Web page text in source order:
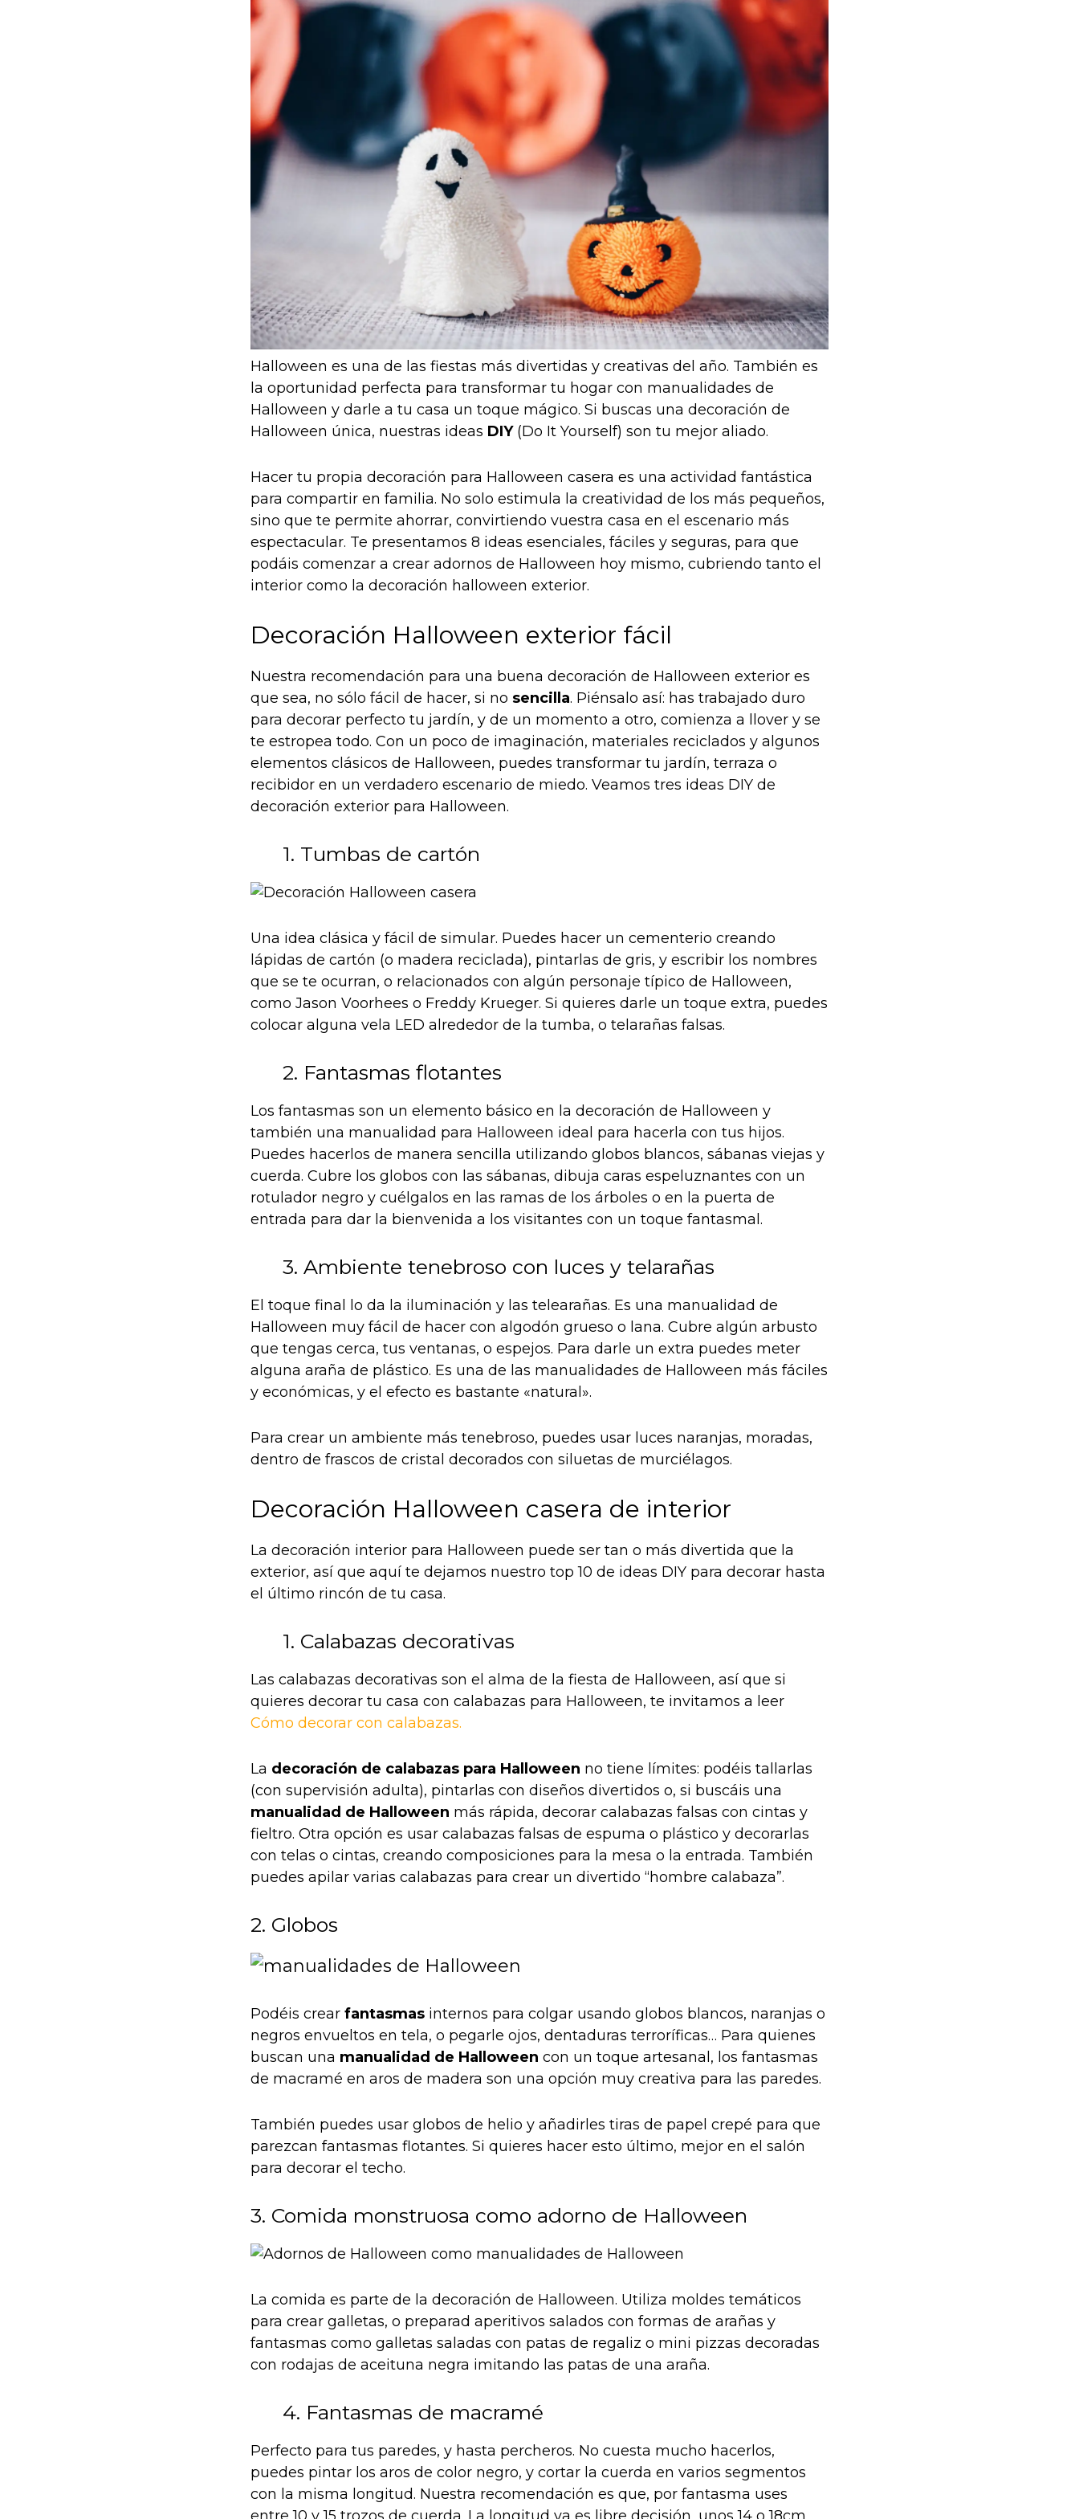
Halloween es una de las fiestas más divertidas y creativas del año. También es
la oportunidad perfecta para transformar tu hogar con manualidades de
Halloween y darle a tu casa un toque mágico. Si buscas una decoración de
Halloween única, nuestras ideas DIY(Do It Yourself) son tu mejor aliado.
Hacer tu propia decoración para Halloween casera es una actividad fantástica
para compartir en familia. No solo estimula la creatividad de los más pequeños,
sino que te permite ahorrar, convirtiendo vuestra casa en el escenario más
espectacular. Te presentamos 8 ideas esenciales, fáciles y seguras, para que
podáis comenzar a crear adornos de Halloween hoy mismo, cubriendo tanto el
interior como la decoración halloween exterior.
Decoración Halloween exterior fácil
Nuestra recomendación para una buena decoración de Halloween exterior es
que sea, no sólo fácil de hacer, si no sencilla. Piénsalo así: has trabajado duro
para decorar perfecto tu jardín, y de un momento a otro, comienza a llover y se
te estropea todo. Con un poco de imaginación, materiales reciclados y algunos
elementos clásicos de Halloween, puedes transformar tu jardín, terraza o
recibidor en un verdadero escenario de miedo. Veamos tres ideas DIY de
decoración exterior para Halloween.
1. Tumbas de cartón
Una idea clásica y fácil de simular. Puedes hacer un cementerio creando
lápidas de cartón (o madera reciclada), pintarlas de gris, y escribir los nombres
que se te ocurran, o relacionados con algún personaje típico de Halloween,
como Jason Voorhees o Freddy Krueger. Si quieres darle un toque extra, puedes
colocar alguna vela LED alrededor de la tumba, o telarañas falsas.
2. Fantasmas flotantes
Los fantasmas son un elemento básico en la decoración de Halloween y
también una manualidad para Halloween ideal para hacerla con tus hijos.
Puedes hacerlos de manera sencilla utilizando globos blancos, sábanas viejas y
cuerda. Cubre los globos con las sábanas, dibuja caras espeluznantes con un
rotulador negro y cuélgalos en las ramas de los árboles o en la puerta de
entrada para dar la bienvenida a los visitantes con un toque fantasmal.
3. Ambiente tenebroso con luces y telarañas
El toque final lo da la iluminación y las telearañas. Es una manualidad de
Halloween muy fácil de hacer con algodón grueso o lana. Cubre algún arbusto
que tengas cerca, tus ventanas, o espejos. Para darle un extra puedes meter
alguna araña de plástico. Es una de las manualidades de Halloween más fáciles
y económicas, y el efecto es bastante «natural».
Para crear un ambiente más tenebroso, puedes usar luces naranjas, moradas,
dentro de frascos de cristal decorados con siluetas de murciélagos.
Decoración Halloween casera de interior
La decoración interior para Halloween puede ser tan o más divertida que la
exterior, así que aquí te dejamos nuestro top 10 de ideas DIY para decorar hasta
el último rincón de tu casa.
1. Calabazas decorativas
Las calabazas decorativas son el alma de la fiesta de Halloween, así que si
quieres decorar tu casa con calabazas para Halloween, te invitamos a leer
Cómo decorar con calabazas.
La decoración de calabazas para Halloween no tiene límites: podéis tallarlas
(con supervisión adulta), pintarlas con diseños divertidos o, si buscáis una
manualidad de Halloween más rápida, decorar calabazas falsas con cintas y
fieltro. Otra opción es usar calabazas falsas de espuma o plástico y decorarlas
con telas o cintas, creando composiciones para la mesa o la entrada. También
puedes apilar varias calabazas para crear un divertido “hombre calabaza”.
2. Globos
Podéis crear fantasmas internos para colgar usando globos blancos, naranjas o
negros envueltos en tela, o pegarle ojos, dentaduras terroríficas… Para quienes
buscan una manualidad de Halloween con un toque artesanal, los fantasmas
de macramé en aros de madera son una opción muy creativa para las paredes.
También puedes usar globos de helio y añadirles tiras de papel crepé para que
parezcan fantasmas flotantes. Si quieres hacer esto último, mejor en el salón
para decorar el techo.
3. Comida monstruosa como adorno de Halloween
La comida es parte de la decoración de Halloween. Utiliza moldes temáticos
para crear galletas, o preparad aperitivos salados con formas de arañas y
fantasmas como galletas saladas con patas de regaliz o mini pizzas decoradas
con rodajas de aceituna negra imitando las patas de una araña.
4. Fantasmas de macramé
Perfecto para tus paredes, y hasta percheros. No cuesta mucho hacerlos,
puedes pintar los aros de color negro, y cortar la cuerda en varios segmentos
con la misma longitud. Nuestra recomendación es que, por fantasma uses